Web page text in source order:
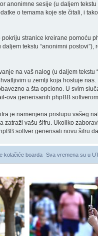
anonimne sesije (u daljem tekstu
o temama koje ste čitali, i
stranice kreirane pomoću
tekstu “anonimni postovi”),
na vaš nalog (u daljem tekstu
u zemlji koja hostuje
a šta opciono. U svim
ova generisanih phpBB
je namenjena pristupu vašeg
zatraži vašu šifru. Ukoliko
softver generisati novu šifru
Sva vremena su u
kolačiće boarda